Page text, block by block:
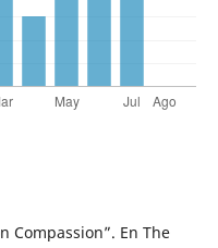
Compassion”. En The